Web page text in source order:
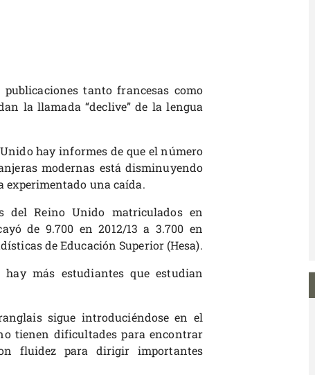
tanto francesas como
la llamada “declive” de la lengua
hay informes de que el número
modernas está disminuyendo
experimentado una caída.
del Reino Unido matriculados en
de 9.700 en 2012/13 a 3.700 en
de Educación Superior (Hesa).
más estudiantes que estudian
sigue introduciéndose en el
tienen dificultades para encontrar
fluidez para dirigir importantes